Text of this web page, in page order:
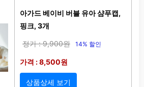
아가드 베이비 버블 유아 샴푸캡,
핑크, 3개
정가 : 9,900원 14% 할인
가격 : 8,500원
상품상세 보기